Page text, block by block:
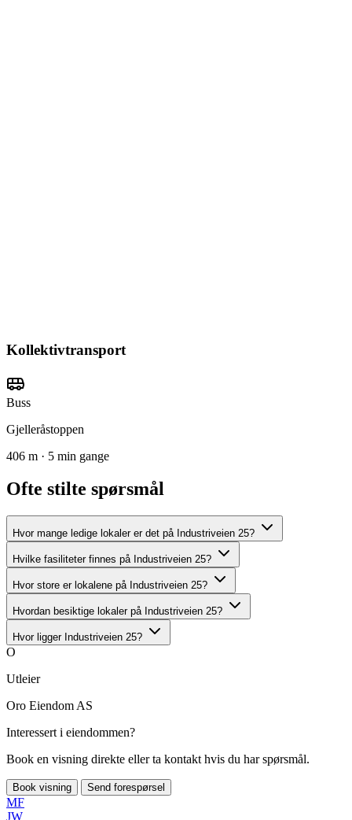
Kollektivtransport
Buss
Gjelleråstoppen
406 m · 5 min gange
Ofte stilte spørsmål
Hvor mange ledige lokaler er det på Industriveien 25?
Hvilke fasiliteter finnes på Industriveien 25?
Hvor store er lokalene på Industriveien 25?
Hvordan besiktige lokaler på Industriveien 25?
Hvor ligger Industriveien 25?
O
Utleier
Oro Eiendom AS
Interessert i eiendommen?
Book en visning direkte eller ta kontakt hvis du har spørsmål.
Book visning Send forespørsel
MF
JW